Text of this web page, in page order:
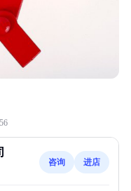
咨询 进店